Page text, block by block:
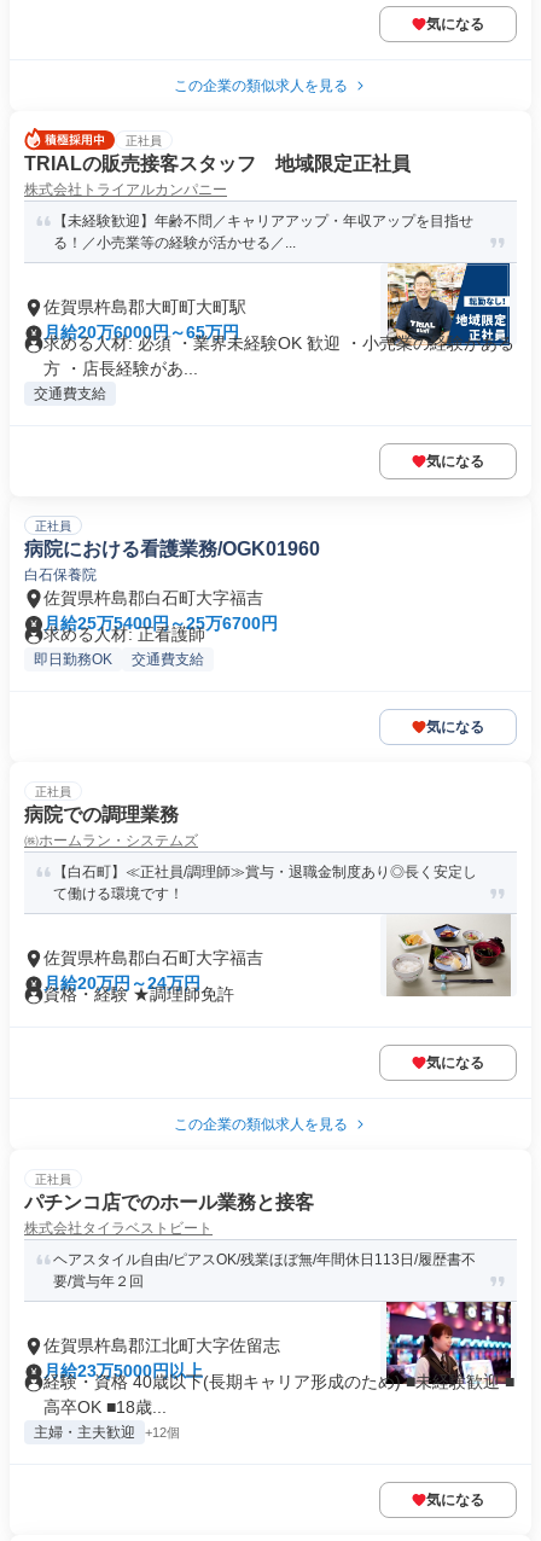
気になる
この企業の類似求人を見る
正社員
TRIALの販売接客スタッフ 地域限定正社員
株式会社トライアルカンパニー
【未経験歓迎】年齢不問／キャリアアップ・年収アップを目指せ
る！／小売業等の経験が活かせる／...
佐賀県杵島郡大町町大町駅
月給20万6000円～65万円
求める人材: 必須 ・業界未経験OK 歓迎 ・小売業の経験がある
方 ・店長経験があ...
交通費支給
気になる
正社員
病院における看護業務/OGK01960
白石保養院
佐賀県杵島郡白石町大字福吉
月給25万5400円～25万6700円
求める人材: 正看護師
即日勤務OK 交通費支給
気になる
正社員
病院での調理業務
㈱ホームラン・システムズ
【白石町】≪正社員/調理師≫賞与・退職金制度あり◎長く安定し
て働ける環境です！
佐賀県杵島郡白石町大字福吉
月給20万円～24万円
資格・経験 ★調理師免許
気になる
この企業の類似求人を見る
正社員
パチンコ店でのホール業務と接客
株式会社タイラベストビート
ヘアスタイル自由/ピアスOK/残業ほぼ無/年間休日113日/履歴書不
要/賞与年２回
佐賀県杵島郡江北町大字佐留志
月給23万5000円以上
経験・資格 40歳以下(長期キャリア形成のため) ■未経験歓迎 ■
高卒OK ■18歳...
主婦・主夫歓迎 +12個
気になる